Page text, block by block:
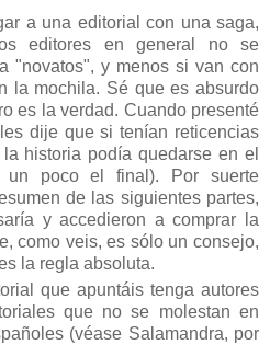
a una editorial con una saga,
editores en general no se
"novatos", y menos si van con
la mochila. Sé que es absurdo
es la verdad. Cuando presenté
dije que si tenían reticencias
historia podía quedarse en el
un poco el final). Por suerte
de las siguientes partes,
y accedieron a comprar la
como veis, es sólo un consejo,
la regla absoluta.
que apuntáis tenga autores
que no se molestan en
(véase Salamandra, por